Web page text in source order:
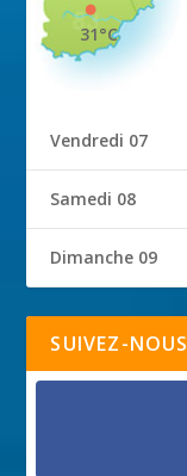
31°C
Vendredi 07
Samedi 08
Dimanche 09
SUIVEZ-NOUS